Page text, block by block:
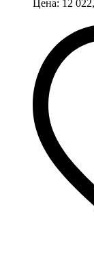
Цена: 12